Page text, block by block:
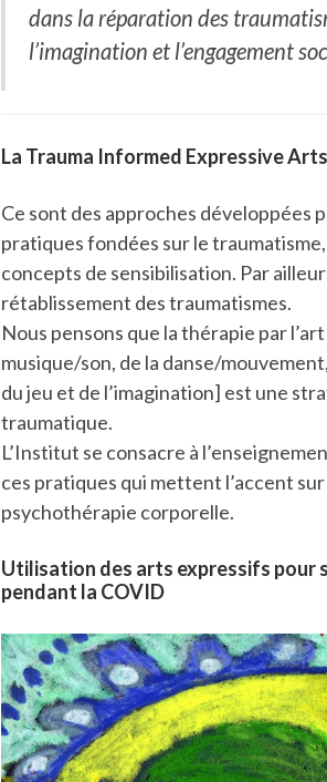
dans la réparation des
l’imagination et l’engagement
La Trauma Informed Expressive
Ce sont des approches développées
pratiques fondées sur le
concepts de sensibilisation. Par
rétablissement des traumatismes.
Nous pensons que la thérapie par
musique/son, de la danse/
du jeu et de l’imagination] est une
traumatique.
L’Institut se consacre à
ces pratiques qui mettent l’accent
psychothérapie corporelle.
Utilisation des arts expressifs pour
pendant la COVID